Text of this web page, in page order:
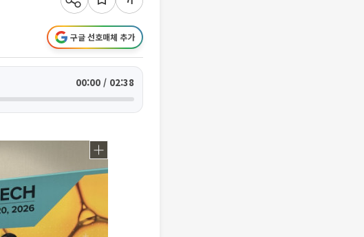
구글 선호매체 추가
00:00 / 02:38